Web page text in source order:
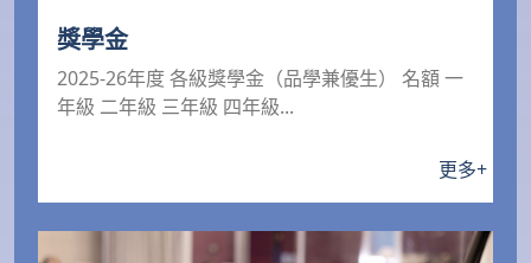
獎學金
2025-26年度 各級獎學金（品學兼優生） 名額 一
年級 二年級 三年級 四年級...
更多+